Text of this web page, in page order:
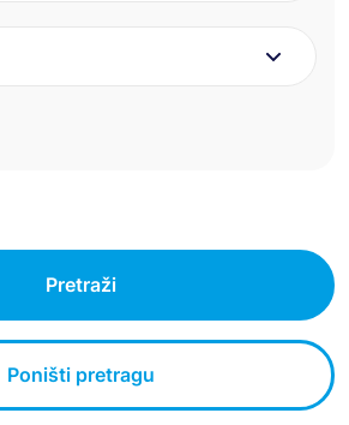
Poništi pretragu
Pretraži